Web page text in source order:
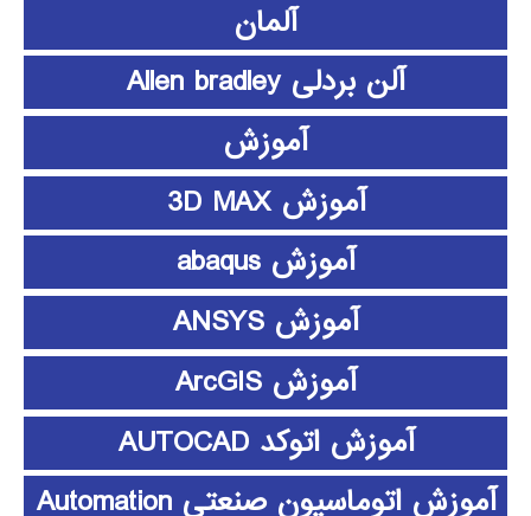
آلمان
آلن بردلی Allen bradley
آموزش
آموزش 3D MAX
آموزش abaqus
آموزش ANSYS
آموزش ArcGIS
آموزش اتوکد AUTOCAD
آموزش اتوماسیون صنعتی Automation